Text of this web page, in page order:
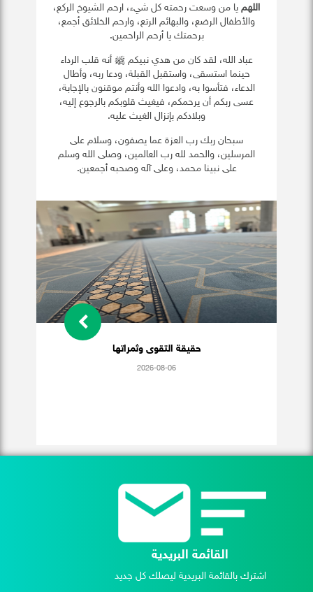
اللهم يا من وسعت رحمته كل شيء، ارحم الشيوخ الركع،
والأطفال الرضع، والبهائم الرتع، وارحم الخلائق أجمع،
برحمتك يا أرحم الراحمين.
عباد الله، لقد كان من هدي نبيكم ﷺ أنه قلب الرداء
حينما استسقى، واستقبل القبلة، ودعا ربه، وأطال
الدعاء، فتأسوا به، وادعوا الله وأنتم موقنون بالإجابة،
عسى ربكم أن يرحمكم، فيغيث قلوبكم بالرجوع إليه،
وبلادكم بإنزال الغيث عليه.
سبحان ربك رب العزة عما يصفون، وسلام على
المرسلين، والحمد لله رب العالمين، وصلى الله وسلم
على نبينا محمد، وعلى آله وصحبه أجمعين.
حقيقة التقوى وثمراتها
2026-08-06
القائمة البريدية
اشترك بالقائمة البريدية ليصلك كل جديد